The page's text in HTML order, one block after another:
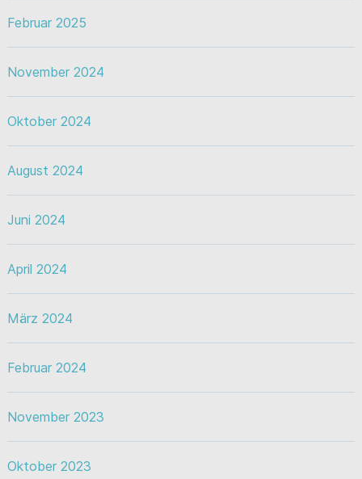
Februar 2025
November 2024
Oktober 2024
August 2024
Juni 2024
April 2024
März 2024
Februar 2024
November 2023
Oktober 2023